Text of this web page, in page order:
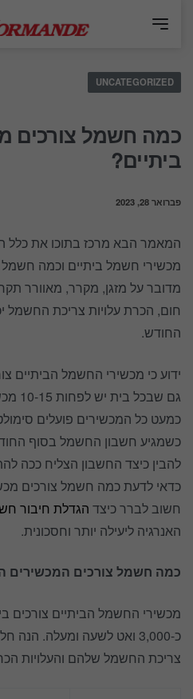
UNCATEGORIZED
כמה חשמל צורכים
ביתיים?
פברואר 28, 2023
המאמר הבא מרכז בתוכו את כלל
מכשירי חשמל ביתיים וכמה חשמל
מדובר על מזגן, מקרר, מאוורר
חום, הכרת עלויות צריכת החשמל
החודש.
ידוע כי מכשירי החשמל הביתיים
גם
כמעט כל המכשירים פועלים
כשמגיע חשבון החשמל בסוף
להבין כיצד החשבון הצליח ככה
כדאי לדעת כמה חשמל צורכים
חשוב לברר כיצד הגדלת חיבור
האנרגיה ליעילה יותר וחסכונית.
כמה חשמל צורכים המכשירים
כ-3,000 ואט לשעה ומעלה.
צריכת החשמל שלהם והעלויות